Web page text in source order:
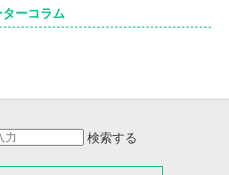
ーコラム
検索する